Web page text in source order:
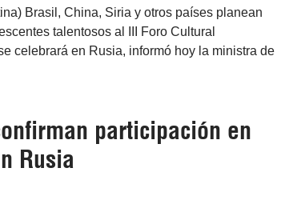
Brasil, China, Siria y otros países planean
talentosos al III Foro Cultural
celebrará en Rusia, informó hoy la ministra de
participación en
Rusia